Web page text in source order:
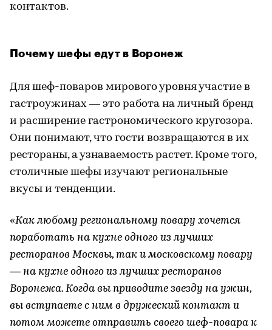
контактов.
Почему шефы едут в Воронеж
Для шеф-поваров мирового уровня участие в
гастроужинах — это работа на личный бренд
и расширение гастрономического кругозора.
Они понимают, что гости возвращаются в их
рестораны, а узнаваемость растет. Кроме того,
столичные шефы изучают региональные
вкусы и тенденции.
«Как любому региональному повару хочется
поработать на кухне одного из лучших
ресторанов Москвы, так и московскому повару
— на кухне одного из лучших ресторанов
Воронежа. Когда вы приводите звезду на ужин,
вы вступаете с ним в дружеский контакт и
потом можете отправить своего шеф-повара к